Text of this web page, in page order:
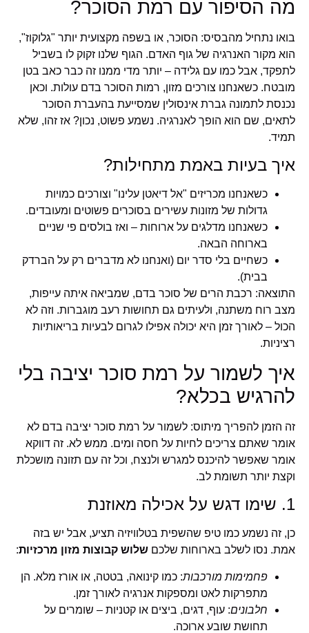
מה הסיפור עם רמת הסוכר?
בואו נתחיל מהבסיס: הסוכר, או בשפה מקצועית יותר "גלוקוז",
הוא מקור האנרגיה של גוף האדם. הגוף שלנו זקוק לו בשביל
לתפקד, אבל כמו עם גלידה – יותר מדי ממנו זה כבר כאב בטן
מובטח. כשאנחנו צורכים מזון, רמות הסוכר בדם עולות. וכאן
נכנסת לתמונה גברת אינסולין שמסייעת בהעברת הסוכר
לתאים, שם הוא הופך לאנרגיה. נשמע פשוט, נכון? אז זהו, שלא
תמיד.
איך בעיות באמת מתחילות?
כשאנחנו מכריזים "אל דיאטן עלינו" וצורכים כמויות
גדולות של מזונות עשירים בסוכרים פשוטים ומעובדים.
כשאנחנו מדלגים על ארוחות – ואז בולסים פי שניים
בארוחה הבאה.
כשחיים בלי סדר יום (ואנחנו לא מדברים רק על הברדק
בבית).
התוצאה: רכבת הרים של סוכר בדם, שמביאה איתה עייפות,
מצב רוח משתנה, ולעיתים גם תחושות רעב מוגברות. וזה לא
הכול – לאורך זמן היא יכולה אפילו לגרום לבעיות בריאותיות
רציניות.
איך לשמור על רמת סוכר יציבה בלי
להרגיש בכלא?
זה הזמן להפריך מיתוס: לשמור על רמת סוכר יציבה בדם לא
אומר שאתם צריכים לחיות על חסה ומים. ממש לא. זה דווקא
אומר שאפשר להיכנס למגרש ולנצח, וכל זה עם תזונה מושכלת
וקצת יותר תשומת לב.
1. שימו דגש על אכילה מאוזנת
כן, זה נשמע כמו טיפ שהשפית בטלוויזיה תציע, אבל יש בזה
אמת. נסו לשלב בארוחות שלכם שלוש קבוצות מזון מרכזיות:
פחמימות מורכבות: כמו קינואה, בטטה, או אורז מלא. הן
מתפרקות לאט ומספקות אנרגיה לאורך זמן.
חלבונים: עוף, דגים, ביצים או קטניות – שומרים על
תחושת שובע ארוכה.